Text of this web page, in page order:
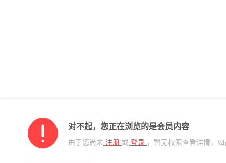
对不起，您正在浏览的是会员内容
由于您尚未 注册 或 登录 ，暂无权限查看详情，